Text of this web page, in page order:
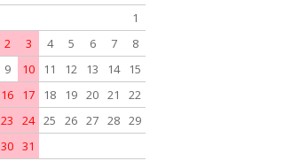
1
2
3 4 5 6 7
8
9
10 11 12 13 14
15
16
17 18 19 20 21
22
23
24 25 26 27 28 29
30 31